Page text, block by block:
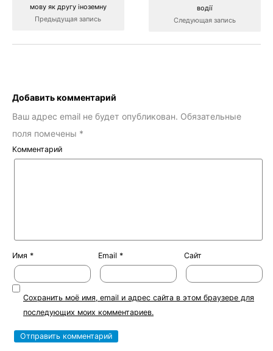
мову як другу іноземну
Предыдущая запись
водії
Следующая запись
Добавить комментарий
Ваш адрес email не будет опубликован. Обязательные
поля помечены *
Комментарий
Имя * Email * Сайт
Сохранить моё имя, email и адрес сайта в этом браузере для
последующих моих комментариев.